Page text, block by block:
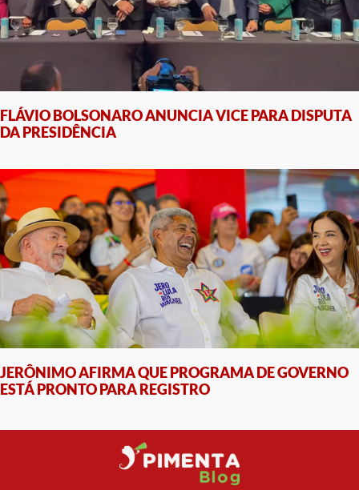
FLÁVIO BOLSONARO ANUNCIA VICE PARA DISPUTA
DA PRESIDÊNCIA
JERÔNIMO AFIRMA QUE PROGRAMA DE GOVERNO
ESTÁ PRONTO PARA REGISTRO